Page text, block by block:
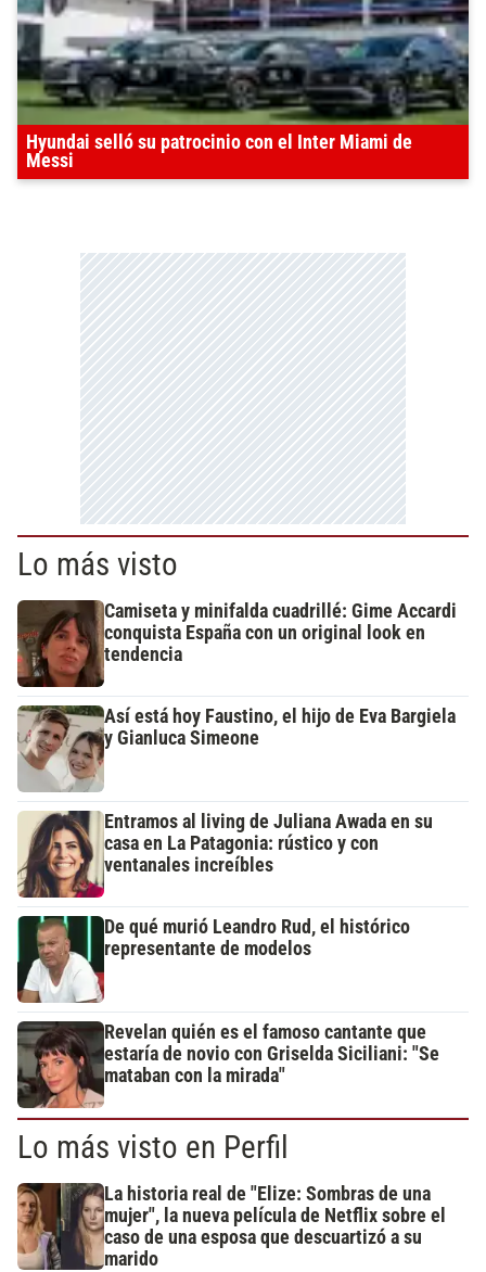
Hyundai selló su patrocinio con el Inter Miami de
Messi
Lo más visto
Camiseta y minifalda cuadrillé: Gime Accardi
conquista España con un original look en
tendencia
Así está hoy Faustino, el hijo de Eva Bargiela
y Gianluca Simeone
Entramos al living de Juliana Awada en su
casa en La Patagonia: rústico y con
ventanales increíbles
De qué murió Leandro Rud, el histórico
representante de modelos
Revelan quién es el famoso cantante que
estaría de novio con Griselda Siciliani: "Se
mataban con la mirada"
Lo más visto en Perfil
La historia real de "Elize: Sombras de una
mujer", la nueva película de Netflix sobre el
caso de una esposa que descuartizó a su
marido